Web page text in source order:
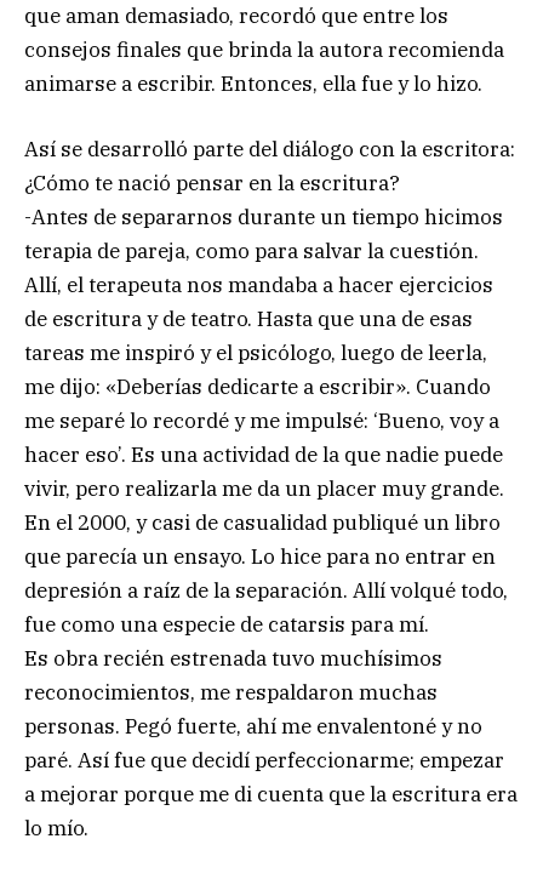
que aman demasiado, recordó que entre los
consejos finales que brinda la autora recomienda
animarse a escribir. Entonces, ella fue y lo hizo.
Así se desarrolló parte del diálogo con la escritora:
¿Cómo te nació pensar en la escritura?
-Antes de separarnos durante un tiempo hicimos
terapia de pareja, como para salvar la cuestión.
Allí, el terapeuta nos mandaba a hacer ejercicios
de escritura y de teatro. Hasta que una de esas
tareas me inspiró y el psicólogo, luego de leerla,
me dijo: «Deberías dedicarte a escribir». Cuando
me separé lo recordé y me impulsé: ‘Bueno, voy a
hacer eso’. Es una actividad de la que nadie puede
vivir, pero realizarla me da un placer muy grande.
En el 2000, y casi de casualidad publiqué un libro
que parecía un ensayo. Lo hice para no entrar en
depresión a raíz de la separación. Allí volqué todo,
fue como una especie de catarsis para mí.
Es obra recién estrenada tuvo muchísimos
reconocimientos, me respaldaron muchas
personas. Pegó fuerte, ahí me envalentoné y no
paré. Así fue que decidí perfeccionarme; empezar
a mejorar porque me di cuenta que la escritura era
lo mío.